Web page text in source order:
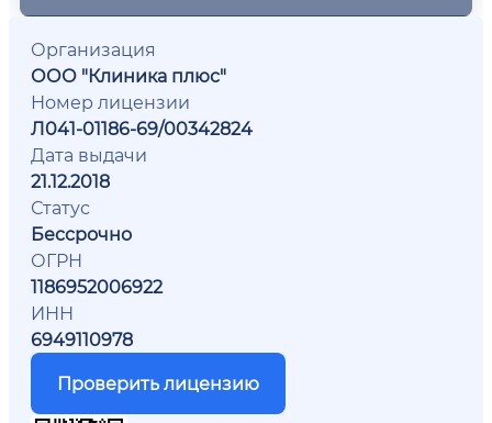
Организация
ООО "Клиника плюс"
Номер лицензии
Л041-01186-69/00342824
Дата выдачи
21.12.2018
Статус
Бессрочно
ОГРН
1186952006922
ИНН
6949110978
Проверить лицензию